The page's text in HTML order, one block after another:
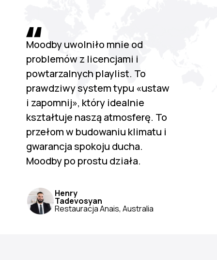
Moodby uwolniło mnie od
problemów z licencjami i
powtarzalnych playlist. To
prawdziwy system typu «ustaw
i zapomnij», który idealnie
kształtuje naszą atmosferę. To
przełom w budowaniu klimatu i
gwarancja spokoju ducha.
Moodby po prostu działa.
Henry
Tadevosyan
Restauracja Anais, Australia